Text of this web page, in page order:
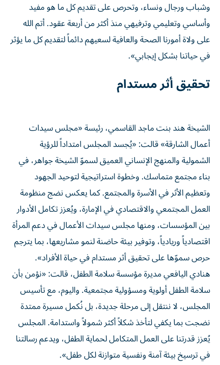
وشباب ورجال ونساء، وتحرص على تقديم كل ما هو مفيد
وأساسي وتعليمي وترفيهي منذ أكثر من أربعة عقود. أتم الله
على ولاة أمورنا الصحة والعافية لسعيهم دائماً لتقديم كل ما يؤثر
في حياتنا بشكل إيجابي».
تحقيق أثر مستدام
الشيخة هند بنت ماجد القاسمي، رئيسة «مجلس سيدات
أعمال الشارقة» قالت: «يُجسد المجلس امتداداً للرؤية
الشمولية والمنهج الإنساني العميق لسموّ الشيخة جواهر، في
بناء مجتمع متماسك. وخطوة استراتيجية لتوحيد الجهود
وتعظيم الأثر في الأسرة والمجتمع. كما يعكس نضج منظومة
العمل المجتمعي والاقتصادي في الإمارة، ويُعزز تكامل الأدوار
بين المؤسسات، ومنها مجلس سيدات الأعمال في دعم المرأة
اقتصادياً وريادياً، وتوفير بيئة حاضنة لنمو مشاريعها، بما يترجم
حرص سموّها على تحقيق أثر مستدام في حياة الأفراد».
هنادي اليافعي مديرة مؤسسة سلامة الطفل، قالت: «نؤمن بأن
سلامة الطفل أولوية ومسؤولية مجتمعية. واليوم، مع تأسيس
المجلس، لا ننتقل إلى مرحلة جديدة، بل نُكمل مسيرة ممتدة
نضجت بما يكفي لتأخذ شكلاً أكثر شمولاً واستدامة. المجلس
يُعزز قدرتنا على العمل المتكامل لحماية الطفل، ويدعم رسالتنا
في ترسيخ بيئة آمنة ونفسية متوازنة لكل طفل».